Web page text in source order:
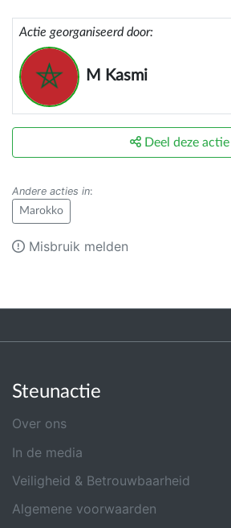
Actie georganiseerd door:
M Kasmi
Deel deze actie
Andere acties in:
Marokko
Misbruik melden
Steunactie
Over ons
In de media
Veiligheid & Betrouwbaarheid
Algemene voorwaarden